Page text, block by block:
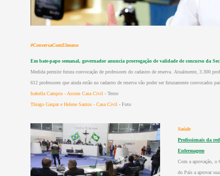
#ConversaComElmano
Em bate-papo semanal, governador anuncia prorrogação de validade de concurso da
Medida permite futura convocação de professores do cadastro de reserva. Atualmente, 3.300
612 professores que ainda estão no cadastro de reserva vão poder ser futuramente convocados
Isabella Campos - Ascom Casa Civil - Texto
Thiago Gaspar e Helene Santos - Casa Civil - Foto
Saúde
Profissionais da
Enfermagem
Com a aprovação, o
do País a aprovar